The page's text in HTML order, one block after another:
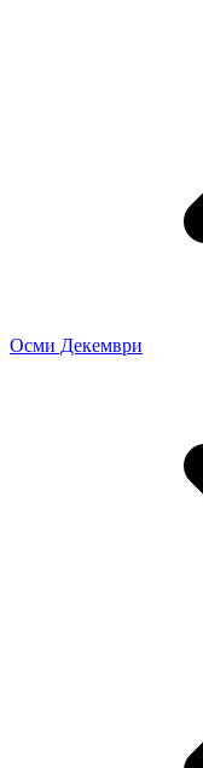
Осми Декември